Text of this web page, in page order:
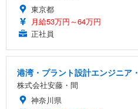
東京都
月給53万円～64万円
正社員
港湾・プラント設計エンジニア
株式会社安藤・間
神奈川県